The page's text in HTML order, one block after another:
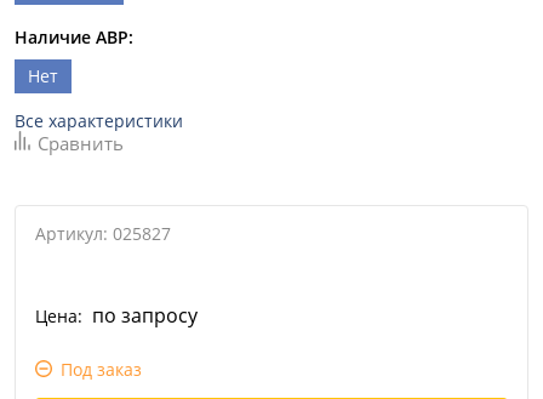
Наличие АВР:
Нет
Все характеристики
Сравнить
Артикул: 025827
Цена: по запросу
Под заказ